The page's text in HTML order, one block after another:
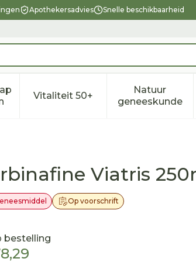
Apothekersadvies Snelle beschikbaarheid
en hygiëne categorie
voeding en vitamines categorie
submenu voor Zwangerschap en
Vitaliteit 50+Toon submenu voor
Natuur
geneeskunde
Toon
Viatris
Op voorschrift
bestelling